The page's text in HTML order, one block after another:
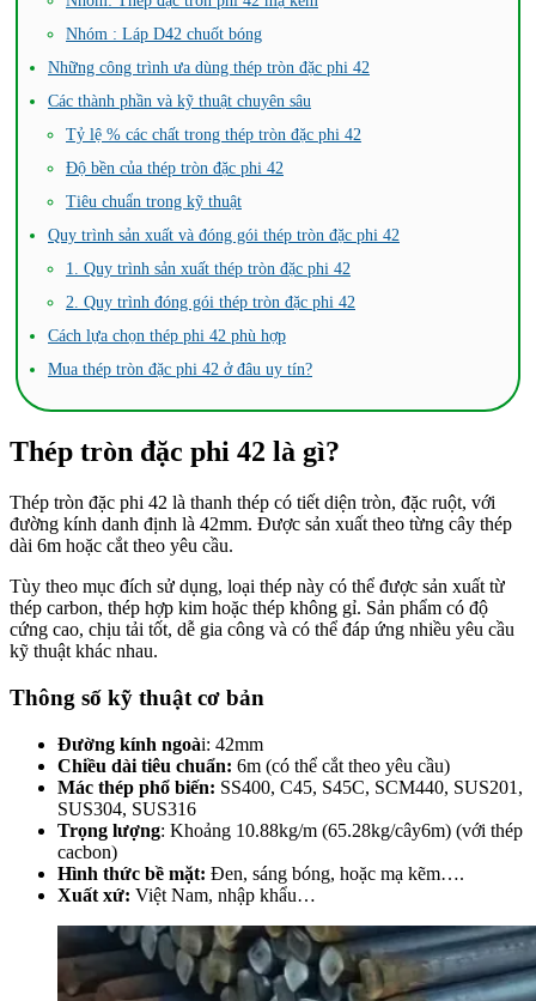
Nhóm : Láp D42 chuốt bóng
Những công trình ưa dùng thép tròn đặc phi 42
Các thành phần và kỹ thuật chuyên sâu
Tỷ lệ % các chất trong thép tròn đặc phi 42
Độ bền của thép tròn đặc phi 42
Tiêu chuẩn trong kỹ thuật
Quy trình sản xuất và đóng gói thép tròn đặc phi 42
1. Quy trình sản xuất thép tròn đặc phi 42
2. Quy trình đóng gói thép tròn đặc phi 42
Cách lựa chọn thép phi 42 phù hợp
Mua thép tròn đặc phi 42 ở đâu uy tín?
Thép tròn đặc phi 42 là gì?
Thép tròn đặc phi 42 là thanh thép có tiết diện tròn, đặc ruột, với
đường kính danh định là 42mm. Được sản xuất theo từng cây thép
dài 6m hoặc cắt theo yêu cầu.
Tùy theo mục đích sử dụng, loại thép này có thể được sản xuất từ
thép carbon, thép hợp kim hoặc thép không gỉ. Sản phẩm có độ
cứng cao, chịu tải tốt, dễ gia công và có thể đáp ứng nhiều yêu cầu
kỹ thuật khác nhau.
Thông số kỹ thuật cơ bản
Đường kính ngoài: 42mm
Chiều dài tiêu chuẩn: 6m (có thể cắt theo yêu cầu)
Mác thép phổ biến: SS400, C45, S45C, SCM440, SUS201,
SUS304, SUS316
Trọng lượng: Khoảng 10.88kg/m (65.28kg/cây6m) (với thép
cacbon)
Hình thức bề mặt: Đen, sáng bóng, hoặc mạ kẽm….
Xuất xứ: Việt Nam, nhập khẩu…